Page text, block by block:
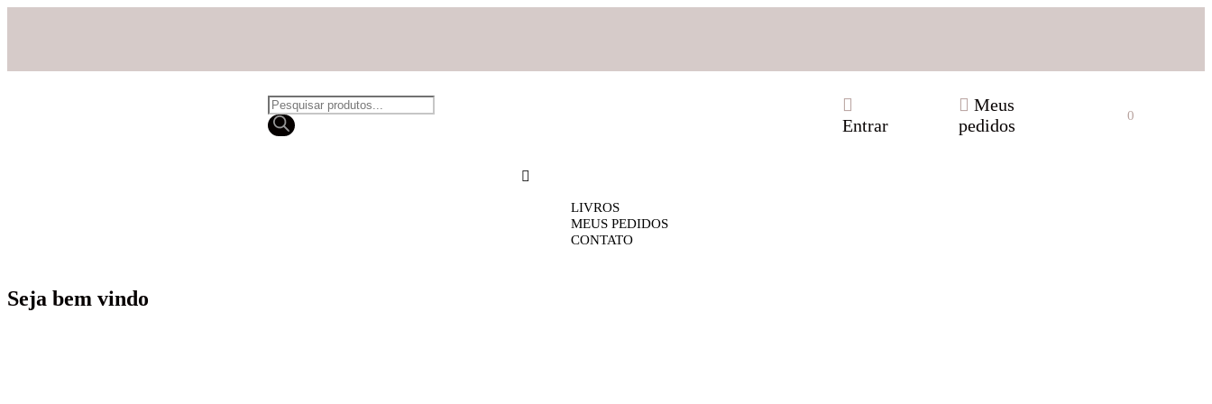
Entrar
Meus
pedidos
0
LIVROS
MEUS PEDIDOS
CONTATO
Seja bem vindo